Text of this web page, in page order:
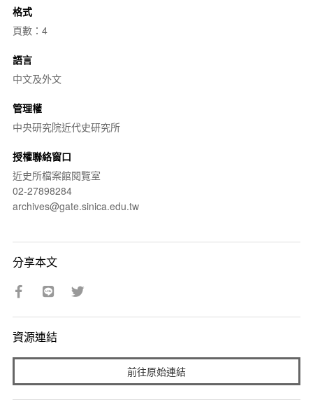
格式
頁數：4
語言
中文及外文
管理權
中央研究院近代史研究所
授權聯絡窗口
近史所檔案館閱覽室
02-27898284
archives@gate.sinica.edu.tw
分享本文
資源連結
前往原始連結